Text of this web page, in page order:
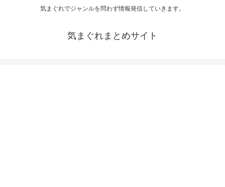
気まぐれでジャンルを問わず情報発信していきます。
気まぐれまとめサイト